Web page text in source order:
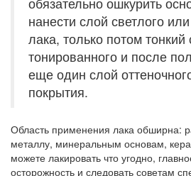
нанести слой светлого
лака, только потом тонкий
тонированного и после
еще один слой
покрытия.
Область применения лака обширна:
металлу, минеральным основам,
можете лакировать что угодно,
осторожность и следовать советам